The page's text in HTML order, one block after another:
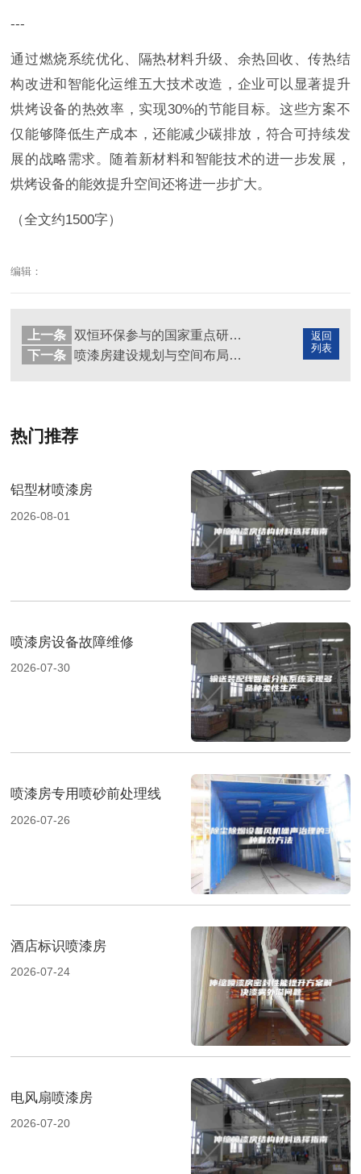
---
通过燃烧系统优化、隔热材料升级、余热回收、传热结
构改进和智能化运维五大技术改造，企业可以显著提升
烘烤设备的热效率，实现30%的节能目标。这些方案不
仅能够降低生产成本，还能减少碳排放，符合可持续发
展的战略需求。随着新材料和智能技术的进一步发展，
烘烤设备的能效提升空间还将进一步扩大。
（全文约1500字）
编辑：
返回
列表
上一条
双恒环保参与的国家重点研发项目进展
下一条
喷漆房建设规划与空间布局设计
热门推荐
铝型材喷漆房
2026-08-01
喷漆房设备故障维修
2026-07-30
喷漆房专用喷砂前处理线
2026-07-26
酒店标识喷漆房
2026-07-24
电风扇喷漆房
2026-07-20